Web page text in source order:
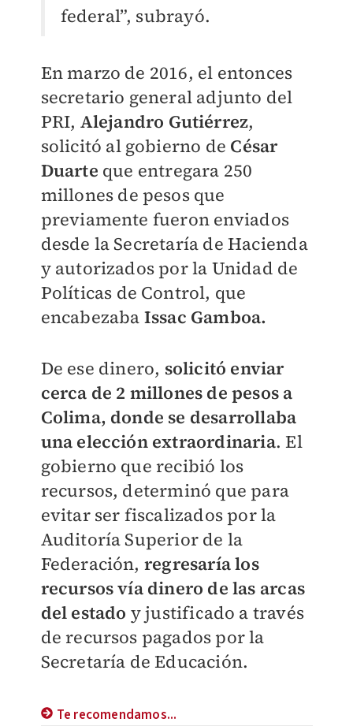
federal”, subrayó.
En marzo de 2016, el entonces
secretario general adjunto del
PRI, Alejandro Gutiérrez,
solicitó al gobierno de César
Duarte que entregara 250
millones de pesos que
previamente fueron enviados
desde la Secretaría de Hacienda
y autorizados por la Unidad de
Políticas de Control, que
encabezaba Issac Gamboa.
De ese dinero, solicitó enviar
cerca de 2 millones de pesos a
Colima, donde se desarrollaba
una elección extraordinaria. El
gobierno que recibió los
recursos, determinó que para
evitar ser fiscalizados por la
Auditoría Superior de la
Federación, regresaría los
recursos vía dinero de las arcas
del estado y justificado a través
de recursos pagados por la
Secretaría de Educación.
Te recomendamos...